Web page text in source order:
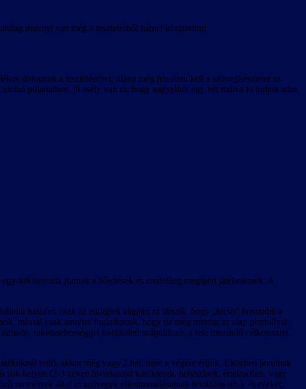
mennyi van még a tesztelésből hátra? köszönöm!
dolognak a tesztelésével, utána még frissíteni kell a szövegkészletet az
pillanatban, jó esély van rá, hogy nagyjából egy hét múlva ki tudjuk adni.
két havonta jönnek a bővítések és eredetileg megígért játékelemek. A
haladni, csak az eddigiek alapján az látszik, hogy „kicsit” hosszabb a
mással csak annyira foglalkozok, hogy ne még mindig az alap pisztollyal
rakétasebességgel körülötted száguldozó, a felé mozduló célkeresztet
volt), akkor még vagy 2 hét, mire a végére érünk. Eközben javulnak
sok helyen (2-3 néven hivatkozott karakterek, helyszínek, értelmetlen, vagy
személyek által írt szövegek ellentmondásainak feloldása stb.), és ezeket,